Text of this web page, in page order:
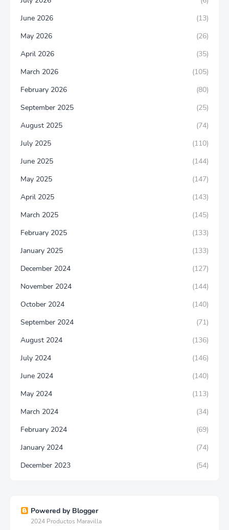
June 2026
(13)
May 2026
(26)
April 2026
(35)
March 2026
(105)
February 2026
(80)
September 2025
(25)
August 2025
(74)
July 2025
(110)
June 2025
(144)
May 2025
(147)
April 2025
(143)
March 2025
(145)
February 2025
(133)
January 2025
(133)
December 2024
(127)
November 2024
(144)
October 2024
(140)
September 2024
(71)
August 2024
(136)
July 2024
(146)
June 2024
(140)
May 2024
(113)
March 2024
(34)
February 2024
(69)
January 2024
(74)
December 2023
(54)
Powered by Blogger
2024 Productos Maravilla